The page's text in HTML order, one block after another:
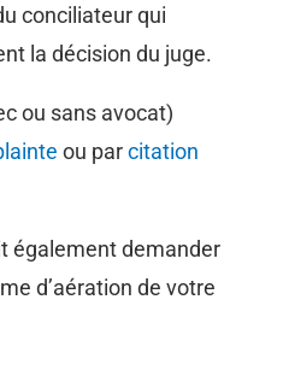
conciliateur qui
la décision du juge.
ou sans avocat)
ou parcitation
également demander
d’aération de votre